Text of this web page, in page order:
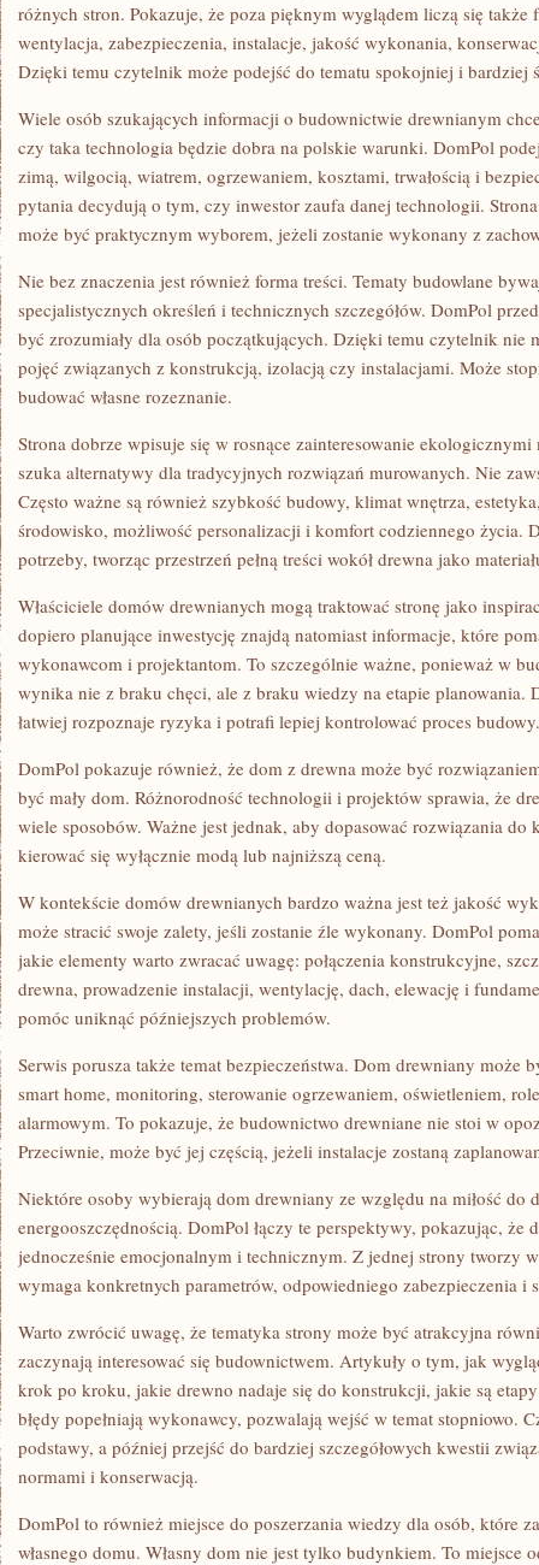
różnych stron. Pokazuje, że poza pięknym wyglądem liczą się także
wentylacja, zabezpieczenia, instalacje, jakość wykonania,
Dzięki temu czytelnik może podejść do tematu spokojniej i bardziej
Wiele osób szukających informacji o budownictwie drewnianym
czy taka technologia będzie dobra na polskie warunki. DomPol
zimą, wilgocią, wiatrem, ogrzewaniem, kosztami, trwałością i
pytania decydują o tym, czy inwestor zaufa danej technologii.
może być praktycznym wyborem, jeżeli zostanie wykonany z
Nie bez znaczenia jest również forma treści. Tematy budowlane
specjalistycznych określeń i technicznych szczegółów. DomPol
być zrozumiały dla osób początkujących. Dzięki temu czytelnik nie
pojęć związanych z konstrukcją, izolacją czy instalacjami. Może
budować własne rozeznanie.
Strona dobrze wpisuje się w rosnące zainteresowanie ekologicznymi
szuka alternatywy dla tradycyjnych rozwiązań murowanych. Nie
Często ważne są również szybkość budowy, klimat wnętrza,
środowisko, możliwość personalizacji i komfort codziennego życia.
potrzeby, tworząc przestrzeń pełną treści wokół drewna jako
Właściciele domów drewnianych mogą traktować stronę jako
dopiero planujące inwestycję znajdą natomiast informacje, które
wykonawcom i projektantom. To szczególnie ważne, ponieważ w
wynika nie z braku chęci, ale z braku wiedzy na etapie planowania.
łatwiej rozpoznaje ryzyka i potrafi lepiej kontrolować proces budowy.
DomPol pokazuje również, że dom z drewna może być
być mały dom. Różnorodność technologii i projektów sprawia, że
wiele sposobów. Ważne jest jednak, aby dopasować rozwiązania
kierować się wyłącznie modą lub najniższą ceną.
W kontekście domów drewnianych bardzo ważna jest też jakość
może stracić swoje zalety, jeśli zostanie źle wykonany. DomPol
jakie elementy warto zwracać uwagę: połączenia konstrukcyjne,
drewna, prowadzenie instalacji, wentylację, dach, elewację i
pomóc uniknąć późniejszych problemów.
Serwis porusza także temat bezpieczeństwa. Dom drewniany może
smart home, monitoring, sterowanie ogrzewaniem, oświetleniem,
alarmowym. To pokazuje, że budownictwo drewniane nie stoi w
Przeciwnie, może być jej częścią, jeżeli instalacje zostaną
Niektóre osoby wybierają dom drewniany ze względu na miłość do
energooszczędnością. DomPol łączy te perspektywy, pokazując, że
jednocześnie emocjonalnym i technicznym. Z jednej strony tworzy
wymaga konkretnych parametrów, odpowiedniego zabezpieczenia i
Warto zwrócić uwagę, że tematyka strony może być atrakcyjna
zaczynają interesować się budownictwem. Artykuły o tym, jak
krok po kroku, jakie drewno nadaje się do konstrukcji, jakie są
błędy popełniają wykonawcy, pozwalają wejść w temat stopniowo.
podstawy, a później przejść do bardziej szczegółowych kwestii
normami i konserwacją.
DomPol to również miejsce do poszerzania wiedzy dla osób, które
własnego domu. Własny dom nie jest tylko budynkiem. To miejsce